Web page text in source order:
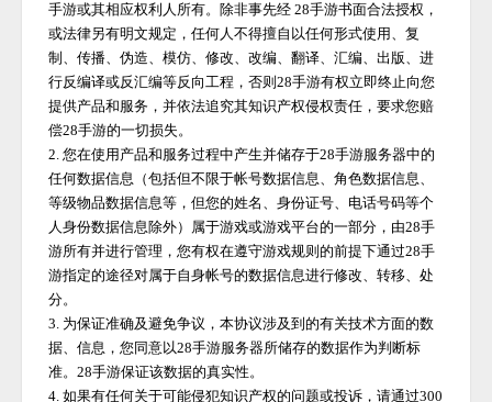
手游或其相应权利人所有。除非事先经 28手游书面合法授权，
或法律另有明文规定，任何人不得擅自以任何形式使用、复
制、传播、伪造、模仿、修改、改编、翻译、汇编、出版、进
行反编译或反汇编等反向工程，否则28手游有权立即终止向您
提供产品和服务，并依法追究其知识产权侵权责任，要求您赔
偿28手游的一切损失。
2. 您在使用产品和服务过程中产生并储存于28手游服务器中的
任何数据信息（包括但不限于帐号数据信息、角色数据信息、
等级物品数据信息等，但您的姓名、身份证号、电话号码等个
人身份数据信息除外）属于游戏或游戏平台的一部分，由28手
游所有并进行管理，您有权在遵守游戏规则的前提下通过28手
游指定的途径对属于自身帐号的数据信息进行修改、转移、处
分。
3. 为保证准确及避免争议，本协议涉及到的有关技术方面的数
据、信息，您同意以28手游服务器所储存的数据作为判断标
准。28手游保证该数据的真实性。
4. 如果有任何关于可能侵犯知识产权的问题或投诉，请通过300